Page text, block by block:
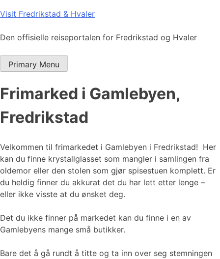
Skip
content
Visit Fredrikstad & Hvaler
Den offisielle reiseportalen for Fredrikstad og Hvaler
Primary Menu
Frimarked i Gamlebyen,
Fredrikstad
Velkommen til frimarkedet i Gamlebyen i Fredrikstad! Her
kan du finne krystallglasset som mangler i samlingen fra
oldemor eller den stolen som gjør spisestuen komplett. Er
du heldig finner du akkurat det du har lett etter lenge –
eller ikke visste at du ønsket deg.
Det du ikke finner på markedet kan du finne i en av
Gamlebyens mange små butikker.
Bare det å gå rundt å titte og ta inn over seg stemningen